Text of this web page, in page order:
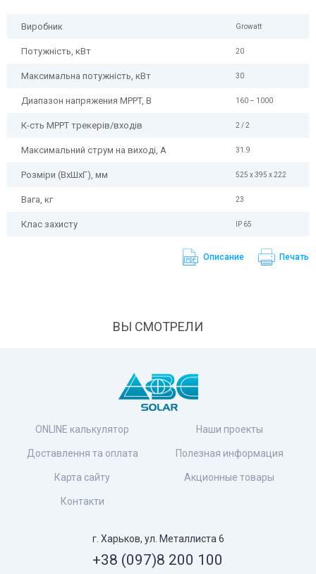
Виробник Growatt
Потужність, кВт 20
Максимальна потужність, кВт 30
Диапазон напряжения MPPT, В 160 – 1000
К-сть MPPT трекерів/входів 2 / 2
Максимальний струм на виході, А 31.9
Розміри (ВхШхГ), мм 525 x 395 x 222
Вага, кг 23
Клас захисту IP 65
Печать
Описание
ВЫ СМОТРЕЛИ
ONLINE калькулятор
Доставлення та оплата
Карта сайту
Контакти
Наши проекты
Полезная информация
Акционные товары
г. Харьков, ул. Металлиста 6
+38 (097)8 200 100